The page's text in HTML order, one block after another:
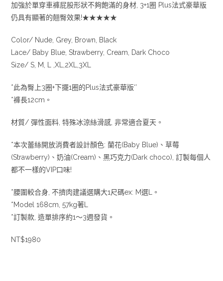
加強於單穿車褲屁股形狀不夠飽滿的身材, 3+1圈 Plus法式豪華版
仍具有顯著的翹臀效果!★★★★★
Color/ Nude, Grey, Brown, Black
Lace/ Baby Blue, Strawberry, Cream, Dark Choco
Size/ S, M, L ,XL,2XL,3XL
*此為臀上3圈+下擺1圈的Plus法式豪華版‘’
*褲長12cm。
材質/ 彈性面料, 特殊冰涼絲滑感, 非常適合夏天。
*本次蕾絲開放消費者設計顏色: 蘭花(Baby Blue)、草莓
(Strawberry)、奶油(Cream)、黑巧克力(Dark choco), 訂製每個人
都不一樣的VIP口味!
*腰圍較合身, 不擠肉建議選購大1尺碼ex: M選L。
*Model 168cm, 57kg著L
*訂製款, 造單排序約1～3週發貨。
NT$1980